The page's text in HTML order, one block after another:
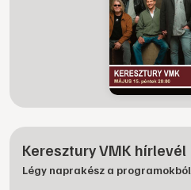
Keresztury VMK hírlevél
Légy naprakész a